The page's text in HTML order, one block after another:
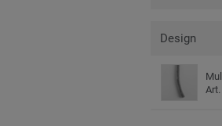
Design